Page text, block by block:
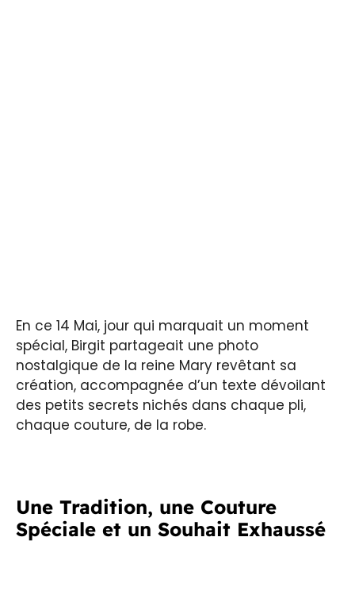
En ce 14 Mai, jour qui marquait un moment
spécial, Birgit partageait une photo
nostalgique de la reine Mary revêtant sa
création, accompagnée d’un texte dévoilant
des petits secrets nichés dans chaque pli,
chaque couture, de la robe.
Une Tradition, une Couture
Spéciale et un Souhait Exhaussé